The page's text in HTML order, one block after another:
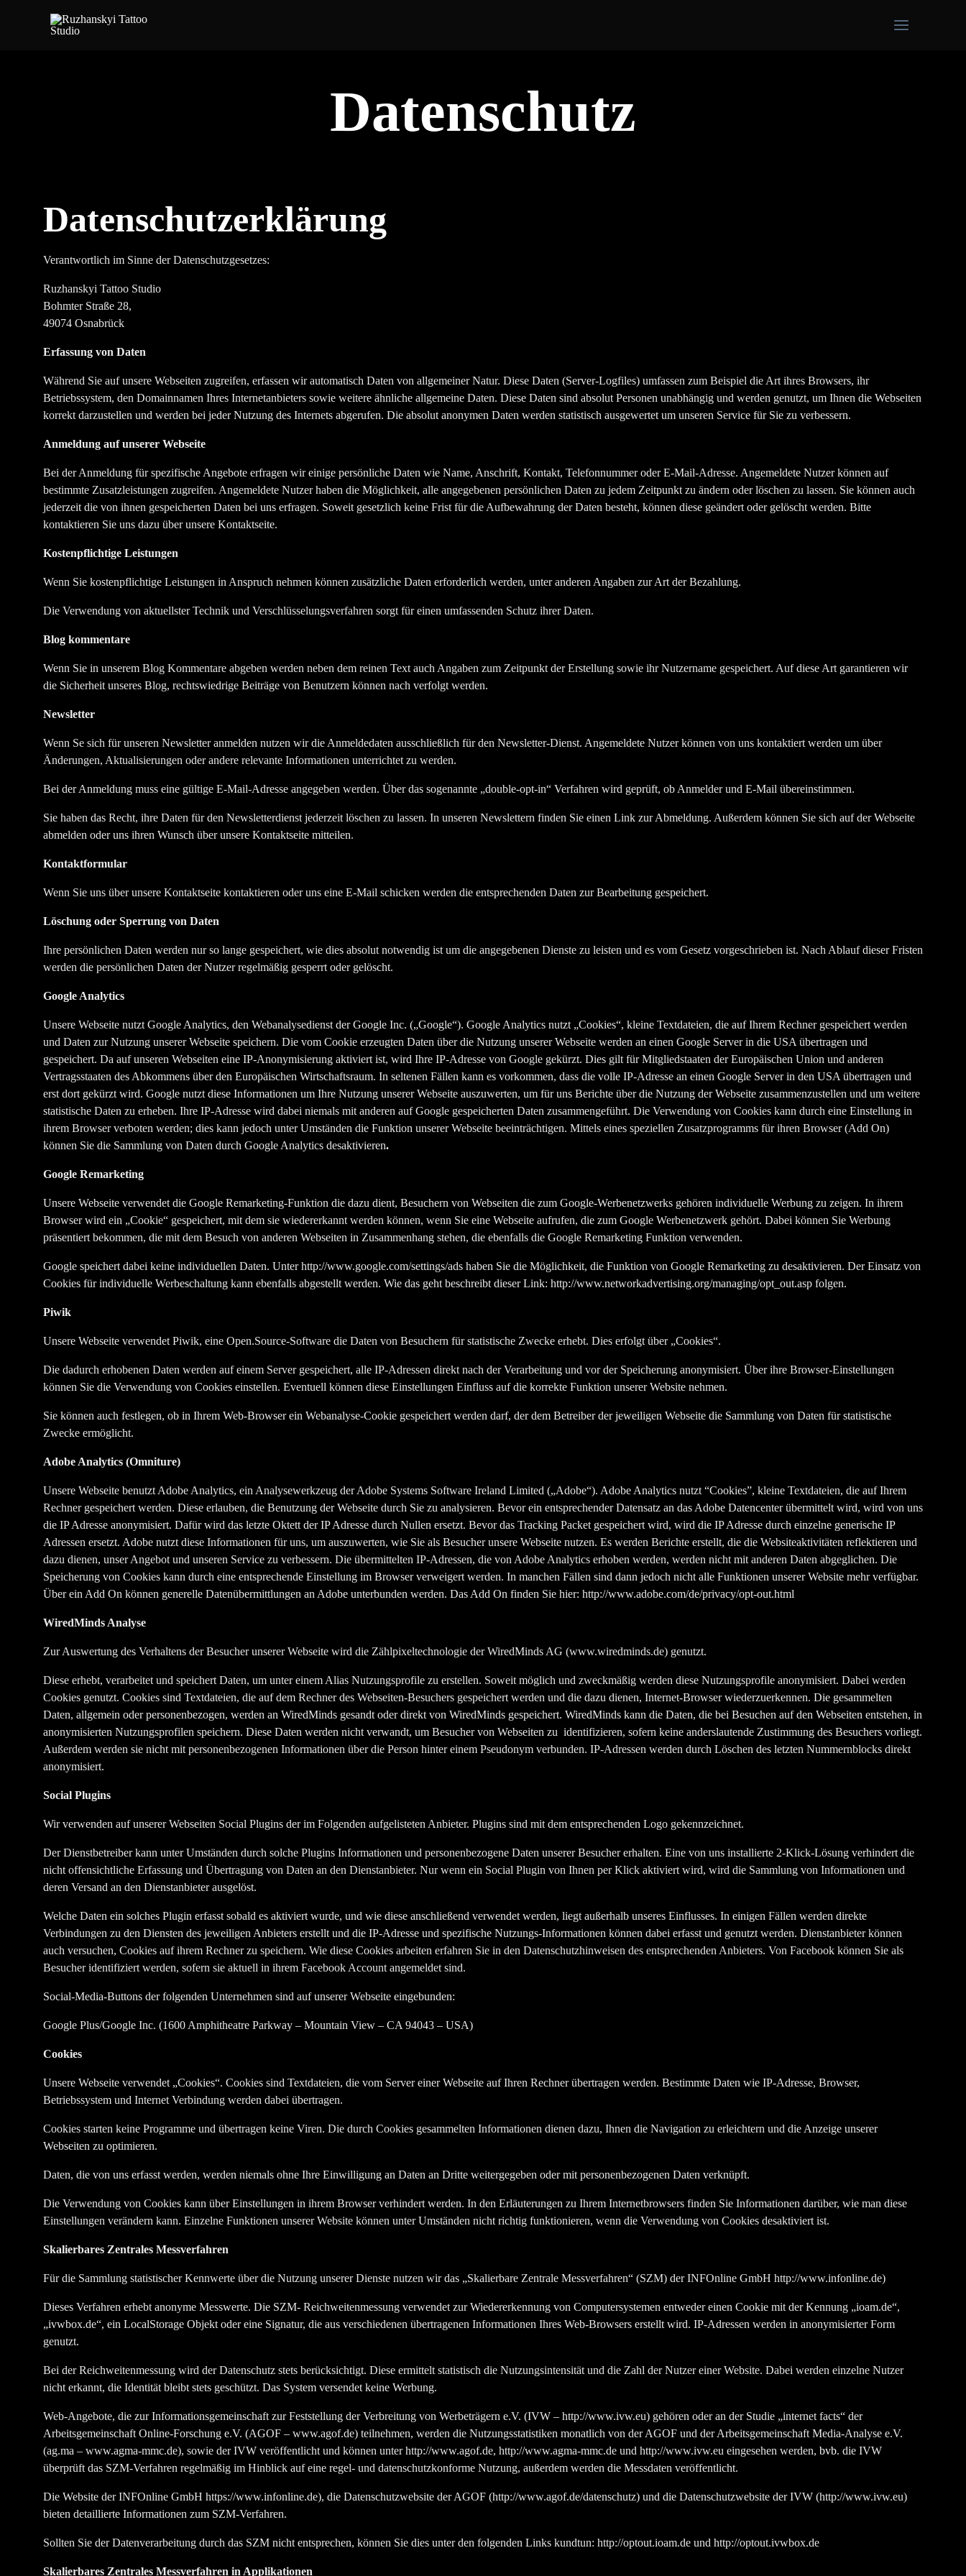
Datenschutz
Datenschutzerklärung
Verantwortlich im Sinne der Datenschutzgesetzes:
Ruzhanskyi Tattoo Studio
Bohmter Straße 28,
49074 Osnabrück
Erfassung von Daten
Während Sie auf unsere Webseiten zugreifen, erfassen wir automatisch Daten von allgemeiner Natur. Diese Daten (Server-Logfiles) umfassen zum Beispiel die Art ihres Browsers, ihr
Betriebssystem, den Domainnamen Ihres Internetanbieters sowie weitere ähnliche allgemeine Daten. Diese Daten sind absolut Personen unabhängig und werden genutzt, um Ihnen die Webseiten
korrekt darzustellen und werden bei jeder Nutzung des Internets abgerufen. Die absolut anonymen Daten werden statistisch ausgewertet um unseren Service für Sie zu verbessern.
Anmeldung auf unserer Webseite
Bei der Anmeldung für spezifische Angebote erfragen wir einige persönliche Daten wie Name, Anschrift, Kontakt, Telefonnummer oder E-Mail-Adresse. Angemeldete Nutzer können auf
bestimmte Zusatzleistungen zugreifen. Angemeldete Nutzer haben die Möglichkeit, alle angegebenen persönlichen Daten zu jedem Zeitpunkt zu ändern oder löschen zu lassen. Sie können auch
jederzeit die von ihnen gespeicherten Daten bei uns erfragen. Soweit gesetzlich keine Frist für die Aufbewahrung der Daten besteht, können diese geändert oder gelöscht werden. Bitte
kontaktieren Sie uns dazu über unsere Kontaktseite.
Kostenpflichtige Leistungen
Wenn Sie kostenpflichtige Leistungen in Anspruch nehmen können zusätzliche Daten erforderlich werden, unter anderen Angaben zur Art der Bezahlung.
Die Verwendung von aktuellster Technik und Verschlüsselungsverfahren sorgt für einen umfassenden Schutz ihrer Daten.
Blog kommentare
Wenn Sie in unserem Blog Kommentare abgeben werden neben dem reinen Text auch Angaben zum Zeitpunkt der Erstellung sowie ihr Nutzername gespeichert. Auf diese Art garantieren wir
die Sicherheit unseres Blog, rechtswiedrige Beiträge von Benutzern können nach verfolgt werden.
Newsletter
Wenn Se sich für unseren Newsletter anmelden nutzen wir die Anmeldedaten ausschließlich für den Newsletter-Dienst. Angemeldete Nutzer können von uns kontaktiert werden um über
Änderungen, Aktualisierungen oder andere relevante Informationen unterrichtet zu werden.
Bei der Anmeldung muss eine gültige E-Mail-Adresse angegeben werden. Über das sogenannte „double-opt-in“ Verfahren wird geprüft, ob Anmelder und E-Mail übereinstimmen.
Sie haben das Recht, ihre Daten für den Newsletterdienst jederzeit löschen zu lassen. In unseren Newslettern finden Sie einen Link zur Abmeldung. Außerdem können Sie sich auf der Webseite
abmelden oder uns ihren Wunsch über unsere Kontaktseite mitteilen.
Kontaktformular
Wenn Sie uns über unsere Kontaktseite kontaktieren oder uns eine E-Mail schicken werden die entsprechenden Daten zur Bearbeitung gespeichert.
Löschung oder Sperrung von Daten
Ihre persönlichen Daten werden nur so lange gespeichert, wie dies absolut notwendig ist um die angegebenen Dienste zu leisten und es vom Gesetz vorgeschrieben ist. Nach Ablauf dieser Fristen
werden die persönlichen Daten der Nutzer regelmäßig gesperrt oder gelöscht.
Google Analytics
Unsere Webseite nutzt Google Analytics, den Webanalysedienst der Google Inc. („Google“). Google Analytics nutzt „Cookies“, kleine Textdateien, die auf Ihrem Rechner gespeichert werden
und Daten zur Nutzung unserer Webseite speichern. Die vom Cookie erzeugten Daten über die Nutzung unserer Webseite werden an einen Google Server in die USA übertragen und
gespeichert. Da auf unseren Webseiten eine IP-Anonymisierung aktiviert ist, wird Ihre IP-Adresse von Google gekürzt. Dies gilt für Mitgliedstaaten der Europäischen Union und anderen
Vertragsstaaten des Abkommens über den Europäischen Wirtschaftsraum. In seltenen Fällen kann es vorkommen, dass die volle IP-Adresse an einen Google Server in den USA übertragen und
erst dort gekürzt wird. Google nutzt diese Informationen um Ihre Nutzung unserer Webseite auszuwerten, um für uns Berichte über die Nutzung der Webseite zusammenzustellen und um weitere
statistische Daten zu erheben. Ihre IP-Adresse wird dabei niemals mit anderen auf Google gespeicherten Daten zusammengeführt. Die Verwendung von Cookies kann durch eine Einstellung in
ihrem Browser verboten werden; dies kann jedoch unter Umständen die Funktion unserer Webseite beeinträchtigen. Mittels eines speziellen Zusatzprogramms für ihren Browser (Add On)
können Sie die Sammlung von Daten durch Google Analytics desaktivieren.
Google Remarketing
Unsere Webseite verwendet die Google Remarketing-Funktion die dazu dient, Besuchern von Webseiten die zum Google-Werbenetzwerks gehören individuelle Werbung zu zeigen. In ihrem
Browser wird ein „Cookie“ gespeichert, mit dem sie wiedererkannt werden können, wenn Sie eine Webseite aufrufen, die zum Google Werbenetzwerk gehört. Dabei können Sie Werbung
präsentiert bekommen, die mit dem Besuch von anderen Webseiten in Zusammenhang stehen, die ebenfalls die Google Remarketing Funktion verwenden.
Google speichert dabei keine individuellen Daten. Unter http://www.google.com/settings/ads haben Sie die Möglichkeit, die Funktion von Google Remarketing zu desaktivieren. Der Einsatz von
Cookies für individuelle Werbeschaltung kann ebenfalls abgestellt werden. Wie das geht beschreibt dieser Link: http://www.networkadvertising.org/managing/opt_out.asp folgen.
Piwik
Unsere Webseite verwendet Piwik, eine Open.Source-Software die Daten von Besuchern für statistische Zwecke erhebt. Dies erfolgt über „Cookies“.
Die dadurch erhobenen Daten werden auf einem Server gespeichert, alle IP-Adressen direkt nach der Verarbeitung und vor der Speicherung anonymisiert. Über ihre Browser-Einstellungen
können Sie die Verwendung von Cookies einstellen. Eventuell können diese Einstellungen Einfluss auf die korrekte Funktion unserer Website nehmen.
Sie können auch festlegen, ob in Ihrem Web-Browser ein Webanalyse-Cookie gespeichert werden darf, der dem Betreiber der jeweiligen Webseite die Sammlung von Daten für statistische
Zwecke ermöglicht.
Adobe Analytics (Omniture)
Unsere Webseite benutzt Adobe Analytics, ein Analysewerkzeug der Adobe Systems Software Ireland Limited („Adobe“). Adobe Analytics nutzt “Cookies”, kleine Textdateien, die auf Ihrem
Rechner gespeichert werden. Diese erlauben, die Benutzung der Webseite durch Sie zu analysieren. Bevor ein entsprechender Datensatz an das Adobe Datencenter übermittelt wird, wird von uns
die IP Adresse anonymisiert. Dafür wird das letzte Oktett der IP Adresse durch Nullen ersetzt. Bevor das Tracking Packet gespeichert wird, wird die IP Adresse durch einzelne generische IP
Adressen ersetzt. Adobe nutzt diese Informationen für uns, um auszuwerten, wie Sie als Besucher unsere Webseite nutzen. Es werden Berichte erstellt, die die Websiteaktivitäten reflektieren und
dazu dienen, unser Angebot und unseren Service zu verbessern. Die übermittelten IP-Adressen, die von Adobe Analytics erhoben werden, werden nicht mit anderen Daten abgeglichen. Die
Speicherung von Cookies kann durch eine entsprechende Einstellung im Browser verweigert werden. In manchen Fällen sind dann jedoch nicht alle Funktionen unserer Website mehr verfügbar.
Über ein Add On können generelle Datenübermittlungen an Adobe unterbunden werden. Das Add On finden Sie hier: http://www.adobe.com/de/privacy/opt-out.html
WiredMinds Analyse
Zur Auswertung des Verhaltens der Besucher unserer Webseite wird die Zählpixeltechnologie der WiredMinds AG (www.wiredminds.de) genutzt.
Diese erhebt, verarbeitet und speichert Daten, um unter einem Alias Nutzungsprofile zu erstellen. Soweit möglich und zweckmäßig werden diese Nutzungsprofile anonymisiert. Dabei werden
Cookies genutzt. Cookies sind Textdateien, die auf dem Rechner des Webseiten-Besuchers gespeichert werden und die dazu dienen, Internet-Browser wiederzuerkennen. Die gesammelten
Daten, allgemein oder personenbezogen, werden an WiredMinds gesandt oder direkt von WiredMinds gespeichert. WiredMinds kann die Daten, die bei Besuchen auf den Webseiten entstehen, in
anonymisierten Nutzungsprofilen speichern. Diese Daten werden nicht verwandt, um Besucher von Webseiten zu identifizieren, sofern keine anderslautende Zustimmung des Besuchers vorliegt.
Außerdem werden sie nicht mit personenbezogenen Informationen über die Person hinter einem Pseudonym verbunden. IP-Adressen werden durch Löschen des letzten Nummernblocks direkt
anonymisiert.
Social Plugins
Wir verwenden auf unserer Webseiten Social Plugins der im Folgenden aufgelisteten Anbieter. Plugins sind mit dem entsprechenden Logo gekennzeichnet.
Der Dienstbetreiber kann unter Umständen durch solche Plugins Informationen und personenbezogene Daten unserer Besucher erhalten. Eine von uns installierte 2-Klick-Lösung verhindert die
nicht offensichtliche Erfassung und Übertragung von Daten an den Dienstanbieter. Nur wenn ein Social Plugin von Ihnen per Klick aktiviert wird, wird die Sammlung von Informationen und
deren Versand an den Dienstanbieter ausgelöst.
Welche Daten ein solches Plugin erfasst sobald es aktiviert wurde, und wie diese anschließend verwendet werden, liegt außerhalb unseres Einflusses. In einigen Fällen werden direkte
Verbindungen zu den Diensten des jeweiligen Anbieters erstellt und die IP-Adresse und spezifische Nutzungs-Informationen können dabei erfasst und genutzt werden. Dienstanbieter können
auch versuchen, Cookies auf ihrem Rechner zu speichern. Wie diese Cookies arbeiten erfahren Sie in den Datenschutzhinweisen des entsprechenden Anbieters. Von Facebook können Sie als
Besucher identifiziert werden, sofern sie aktuell in ihrem Facebook Account angemeldet sind.
Social-Media-Buttons der folgenden Unternehmen sind auf unserer Webseite eingebunden:
Google Plus/Google Inc. (1600 Amphitheatre Parkway – Mountain View – CA 94043 – USA)
Cookies
Unsere Webseite verwendet „Cookies“. Cookies sind Textdateien, die vom Server einer Webseite auf Ihren Rechner übertragen werden. Bestimmte Daten wie IP-Adresse, Browser,
Betriebssystem und Internet Verbindung werden dabei übertragen.
Cookies starten keine Programme und übertragen keine Viren. Die durch Cookies gesammelten Informationen dienen dazu, Ihnen die Navigation zu erleichtern und die Anzeige unserer
Webseiten zu optimieren.
Daten, die von uns erfasst werden, werden niemals ohne Ihre Einwilligung an Daten an Dritte weitergegeben oder mit personenbezogenen Daten verknüpft.
Die Verwendung von Cookies kann über Einstellungen in ihrem Browser verhindert werden. In den Erläuterungen zu Ihrem Internetbrowsers finden Sie Informationen darüber, wie man diese
Einstellungen verändern kann. Einzelne Funktionen unserer Website können unter Umständen nicht richtig funktionieren, wenn die Verwendung von Cookies desaktiviert ist.
Skalierbares Zentrales Messverfahren
Für die Sammlung statistischer Kennwerte über die Nutzung unserer Dienste nutzen wir das „Skalierbare Zentrale Messverfahren“ (SZM) der INFOnline GmbH http://www.infonline.de)
Dieses Verfahren erhebt anonyme Messwerte. Die SZM- Reichweitenmessung verwendet zur Wiedererkennung von Computersystemen entweder einen Cookie mit der Kennung „ioam.de“,
„ivwbox.de“, ein LocalStorage Objekt oder eine Signatur, die aus verschiedenen übertragenen Informationen Ihres Web-Browsers erstellt wird. IP-Adressen werden in anonymisierter Form
genutzt.
Bei der Reichweitenmessung wird der Datenschutz stets berücksichtigt. Diese ermittelt statistisch die Nutzungsintensität und die Zahl der Nutzer einer Website. Dabei werden einzelne Nutzer
nicht erkannt, die Identität bleibt stets geschützt. Das System versendet keine Werbung.
Web-Angebote, die zur Informationsgemeinschaft zur Feststellung der Verbreitung von Werbeträgern e.V. (IVW – http://www.ivw.eu) gehören oder an der Studie „internet facts“ der
Arbeitsgemeinschaft Online-Forschung e.V. (AGOF – www.agof.de) teilnehmen, werden die Nutzungsstatistiken monatlich von der AGOF und der Arbeitsgemeinschaft Media-Analyse e.V.
(ag.ma – www.agma-mmc.de), sowie der IVW veröffentlicht und können unter http://www.agof.de, http://www.agma-mmc.de und http://www.ivw.eu eingesehen werden, bvb. die IVW
überprüft das SZM-Verfahren regelmäßig im Hinblick auf eine regel- und datenschutzkonforme Nutzung, außerdem werden die Messdaten veröffentlicht.
Die Website der INFOnline GmbH https://www.infonline.de), die Datenschutzwebsite der AGOF (http://www.agof.de/datenschutz) und die Datenschutzwebsite der IVW (http://www.ivw.eu)
bieten detaillierte Informationen zum SZM-Verfahren.
Sollten Sie der Datenverarbeitung durch das SZM nicht entsprechen, können Sie dies unter den folgenden Links kundtun: http://optout.ioam.de und http://optout.ivwbox.de
Skalierbares Zentrales Messverfahren in Applikationen